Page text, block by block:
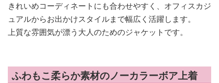
きれいめコーディネートにも合わせやすく、オフィスカジ
ュアルからお出かけスタイルまで幅広く活躍します。
上質な雰囲気が漂う大人のためのジャケットです。
ふわもこ柔らか素材のノーカラーボア上着